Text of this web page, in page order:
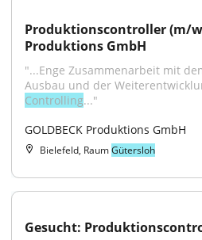
Produktionscontroller (m/w/
Produktions GmbH
"...Enge Zusammenarbeit mit
Controlling..."
GOLDBECK Produktions GmbH
Bielefeld, RaumGütersloh
Gesucht: